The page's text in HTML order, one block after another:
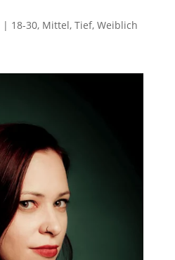
| 18-30, Mittel, Tief, Weiblich